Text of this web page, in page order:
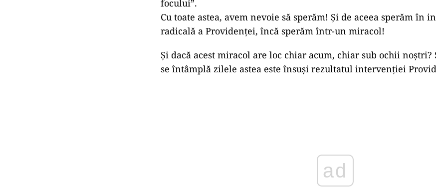
focului”.
Cu toate astea, avem nevoie să sperăm! Și de aceea sperăm în
radicală a Providenței, încă sperăm într-un miracol!
Și dacă acest miracol are loc chiar acum, chiar sub ochii noștri?
se întâmplă zilele astea este însuși rezultatul intervenției
ad